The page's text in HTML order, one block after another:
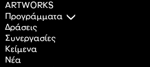
ARTWORKS
Προγράμματα
Δράσεις
Συνεργασίες
Κείμενα
Nέα